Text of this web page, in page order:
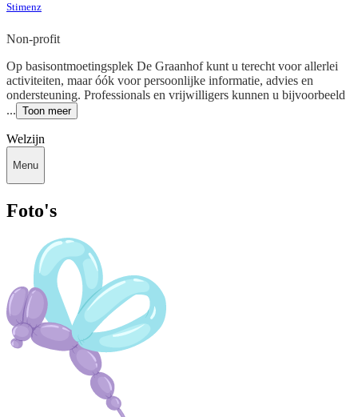
Stimenz
Non-profit
Op basisontmoetingsplek De Graanhof kunt u terecht voor allerlei
activiteiten, maar óók voor persoonlijke informatie, advies en
ondersteuning. Professionals en vrijwilligers kunnen u bijvoorbeeld
... Toon meer
Welzijn
Menu
Foto's